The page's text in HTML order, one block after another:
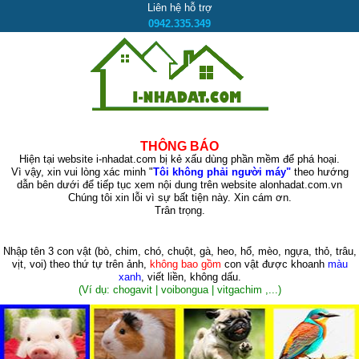
Liên hệ hỗ trợ
0942.335.349
THÔNG BÁO
Hiện tại website i-nhadat.com bị kẻ xấu dùng phần mềm để phá hoại.
Vì vậy, xin vui lòng xác minh "Tôi không phải người máy"theo hướng
dẫn bên dưới để tiếp tục xem nội dung trên website alonhadat.com.vn
Chúng tôi xin lỗi vì sự bất tiện này. Xin cám ơn.
Trân trọng.
Nhập tên 3 con vật (bò, chim, chó, chuột, gà, heo, hổ, mèo, ngựa, thỏ, trâu,
vịt, voi)theo thứ tự trên ảnh, không bao gồm con vật được khoanh màu
xanh, viết liền, không dấu.
(Ví dụ: chogavit | voibongua | vitgachim ,...)